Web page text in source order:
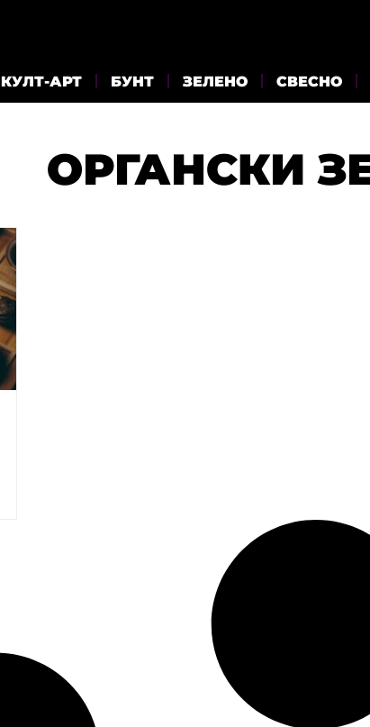
КУЛТ-АРТ БУНТ ЗЕЛЕНО СВЕСНО
ОРГАНСКИ